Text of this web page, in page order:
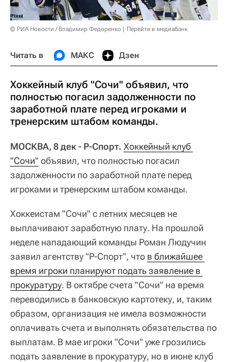
© РИА Новости / Владимир Федоренко Перейти в медиабанк
Читать в МАКС Дзен
Хоккейный клуб "Сочи" объявил, что
полностью погасил задолженности по
заработной плате перед игроками и
тренерским штабом команды.
МОСКВА, 8 дек - Р-Спорт. Хоккейный клуб
"Сочи" объявил, что полностью погасил
задолженности по заработной плате перед
игроками и тренерским штабом команды.
Хоккеистам "Сочи" с летних месяцев не
выплачивают заработную плату. На прошлой
неделе нападающий команды Роман Людучин
заявил агентству "Р-Спорт", что в ближайшее
время игроки планируют подать заявление в
прокуратуру. В октябре счета "Сочи" на время
переводились в банковскую картотеку, и, таким
образом, организация не имела возможности
оплачивать счета и выполнять обязательства по
выплатам. В мае игроки "Сочи" уже грозились
подать заявление в прокуратуру, но в июне клуб